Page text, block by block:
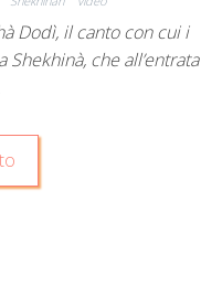
Dodì, il canto con cui i
che all’entrata